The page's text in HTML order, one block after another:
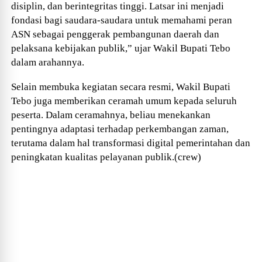
disiplin, dan berintegritas tinggi. Latsar ini menjadi
fondasi bagi saudara-saudara untuk memahami peran
ASN sebagai penggerak pembangunan daerah dan
pelaksana kebijakan publik,” ujar Wakil Bupati Tebo
dalam arahannya.
Selain membuka kegiatan secara resmi, Wakil Bupati
Tebo juga memberikan ceramah umum kepada seluruh
peserta. Dalam ceramahnya, beliau menekankan
pentingnya adaptasi terhadap perkembangan zaman,
terutama dalam hal transformasi digital pemerintahan dan
peningkatan kualitas pelayanan publik.(crew)